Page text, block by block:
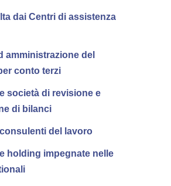
dai Centri di assistenza
amministrazione del
conto terzi
società di revisione e
di bilanci
del lavoro
holding impegnate nelle